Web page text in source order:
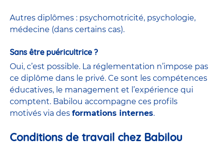
Autres diplômes : psychomotricité, psychologie,
médecine (dans certains cas).
Sans être puéricultrice ?
Oui, c’est possible. La réglementation n’impose pas
ce diplôme dans le privé. Ce sont les compétences
éducatives, le management et l’expérience qui
comptent. Babilou accompagne ces profils
motivés via des formations internes.
Conditions de travail chez Babilou